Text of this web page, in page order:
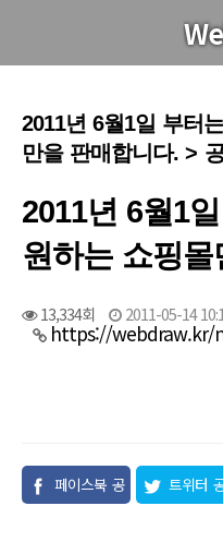
2011년 6월1일 부터
만을 판매합니다. >
2011년 6월1
원하는 쇼핑
13,334회 2011-05-14
https://webdraw.kr/
페이스북 공
트위터